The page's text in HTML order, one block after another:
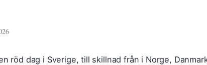
röd dag i Sverige, till skillnad från i Norge,